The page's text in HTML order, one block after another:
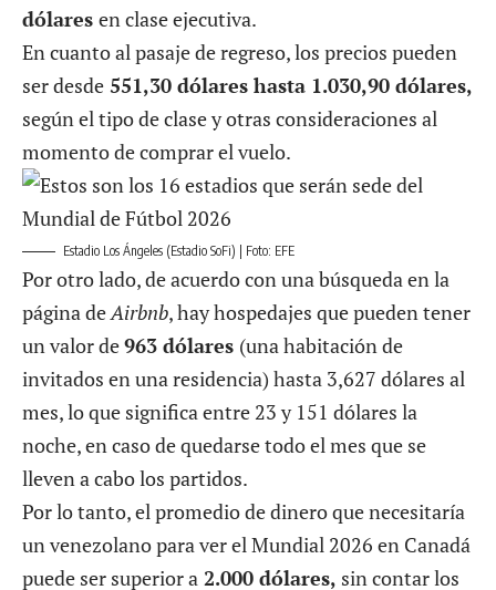
dólares en clase ejecutiva.
En cuanto al pasaje de regreso, los precios pueden
ser desde 551,30 dólares hasta 1.030,90 dólares,
según el tipo de clase y otras consideraciones al
momento de comprar el vuelo.
Estadio Los Ángeles (Estadio SoFi) | Foto: EFE
Por otro lado, de acuerdo con una búsqueda en la
página de Airbnb, hay hospedajes que pueden tener
un valor de963 dólares (una habitación de
invitados en una residencia) hasta 3,627 dólares al
mes, lo que significa entre 23 y 151 dólares la
noche, en caso de quedarse todo el mes que se
lleven a cabo los partidos.
Por lo tanto, el promedio de dinero que necesitaría
un venezolano para ver el Mundial 2026 en Canadá
puede ser superior a 2.000 dólares, sin contar los